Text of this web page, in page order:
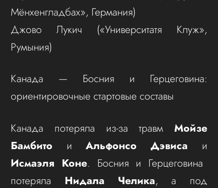
Мёнхенгладбах», Германия)
Джово Лукич («Университатя Клуж»,
Румыния)
Канада — Босния и Герцеговина:
ориентировочные стартовые составы
Канада потеряла из-за травм Мойзе
Бамбито и Альфонсо Дэвиса и
Исмаэля Коне. Босния и Герцеговина
потеряла Нидала Челика, а под